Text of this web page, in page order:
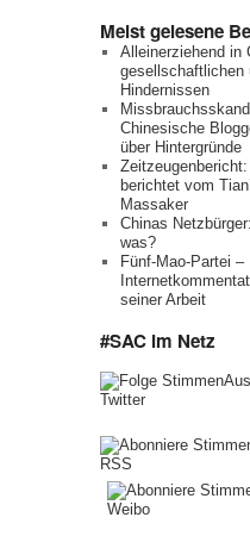
Meist gelesene
Alleinerziehend in
gesellschaftlichen
Hindernissen
Chinesische
über Hintergründe
berichtet vom
Massaker
Chinas
was?
Fünf-Mao-Partei
seiner Arbeit
#SAC im Netz